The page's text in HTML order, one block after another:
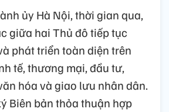
ủy Hà Nội, thời gian qua,
giữa hai Thủ đô tiếp tục
phát triển toàn diện trên
tế, thương mại, đầu tư,
hóa và giao lưu nhân dân.
Biên bản thỏa thuận hợp